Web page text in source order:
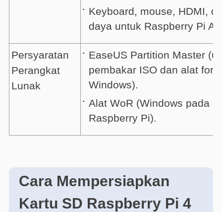
Keyboard, mouse, HDMI,
daya untuk Raspberry Pi
Persyaratan
Perangkat
Lunak
EaseUS Partition Master
pembakar ISO dan alat
Windows).
Alat WoR (Windows pada
Raspberry Pi).
Cara Mempersiapkan
Kartu SD Raspberry Pi 4